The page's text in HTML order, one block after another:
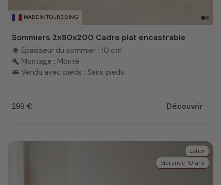
MADE IN TOURCOING
Sommiers 2x80x200 Cadre plat encastrable
layers Epaisseur du sommier : 10 cm
build Montage : Monté
king_bed Vendu avec pieds : Sans pieds
Prix
298 € Découvrir
Latex
Garantie 10 ans